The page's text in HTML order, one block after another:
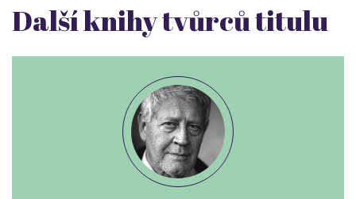
Další knihy tvůrců titulu